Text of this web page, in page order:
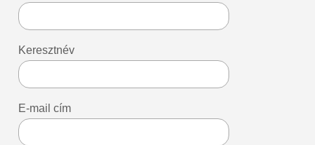
Keresztnév
E-mail cím